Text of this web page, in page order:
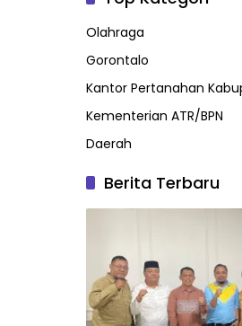
Olahraga
Gorontalo
Kantor Pertanahan
Kementerian ATR/BPN
Daerah
Berita Terbaru